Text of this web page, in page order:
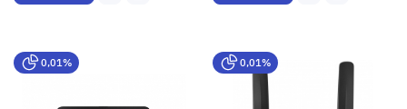
0,01% 0,01%